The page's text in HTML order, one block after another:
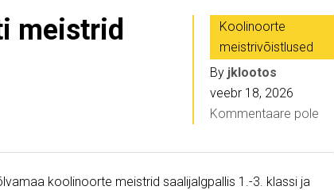
meistrid
Koolinoorte
meistrivõistlused
By jklootos
veebr 18, 2026
Kommentaare pole
koolinoorte meistrid saalijalgpallis 1.-3. klassi ja